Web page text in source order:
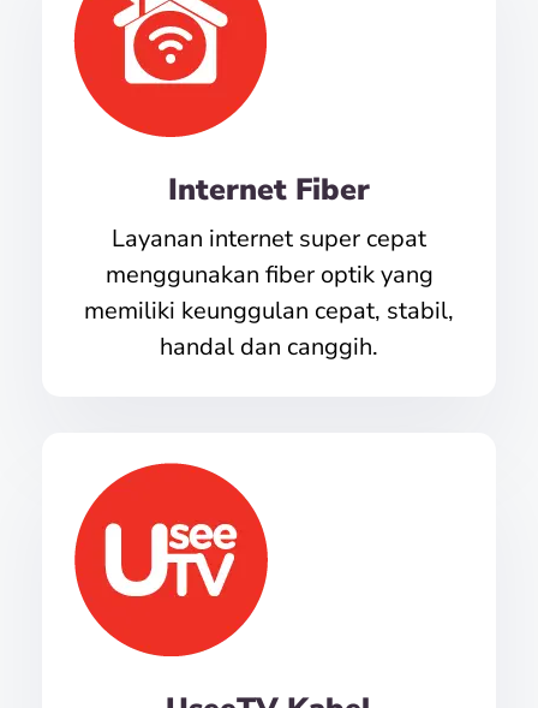
Internet Fiber
Layanan internet super cepat
menggunakan fiber optik yang
memiliki keunggulan cepat, stabil,
handal dan canggih.